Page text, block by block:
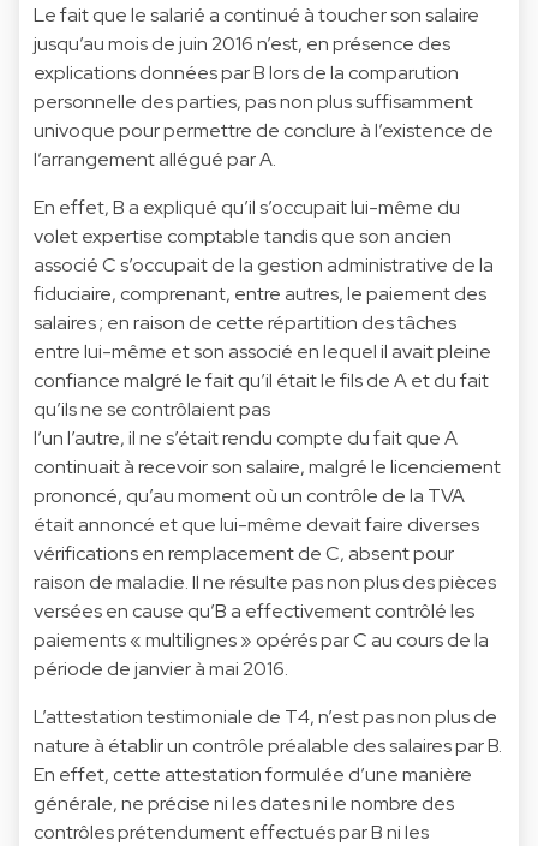
Le fait que le salarié a continué à toucher son salaire
jusqu’au mois de juin 2016 n’est, en présence des
explications données par B lors de la comparution
personnelle des parties, pas non plus suffisamment
univoque pour permettre de conclure à l’existence de
l’arrangement allégué par A.
En effet, B a expliqué qu’il s’occupait lui-même du
volet expertise comptable tandis que son ancien
associé C s’occupait de la gestion administrative de la
fiduciaire, comprenant, entre autres, le paiement des
salaires ; en raison de cette répartition des tâches
entre lui-même et son associé en lequel il avait pleine
confiance malgré le fait qu’il était le fils de A et du fait
qu’ils ne se contrôlaient pas
l’un l’autre, il ne s’était rendu compte du fait que A
continuait à recevoir son salaire, malgré le licenciement
prononcé, qu’au moment où un contrôle de la TVA
était annoncé et que lui-même devait faire diverses
vérifications en remplacement de C, absent pour
raison de maladie. Il ne résulte pas non plus des pièces
versées en cause qu’B a effectivement contrôlé les
paiements « multilignes » opérés par C au cours de la
période de janvier à mai 2016.
L’attestation testimoniale de T4, n’est pas non plus de
nature à établir un contrôle préalable des salaires par B.
En effet, cette attestation formulée d’une manière
générale, ne précise ni les dates ni le nombre des
contrôles prétendument effectués par B ni les